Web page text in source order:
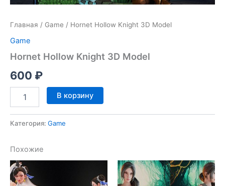
Главная / Game / Hornet Hollow Knight 3D Model
Game
Hornet Hollow Knight 3D Model
600 ₽
Количество
товара
Hollow
Model
В корзину
Категория: Game
Похожие